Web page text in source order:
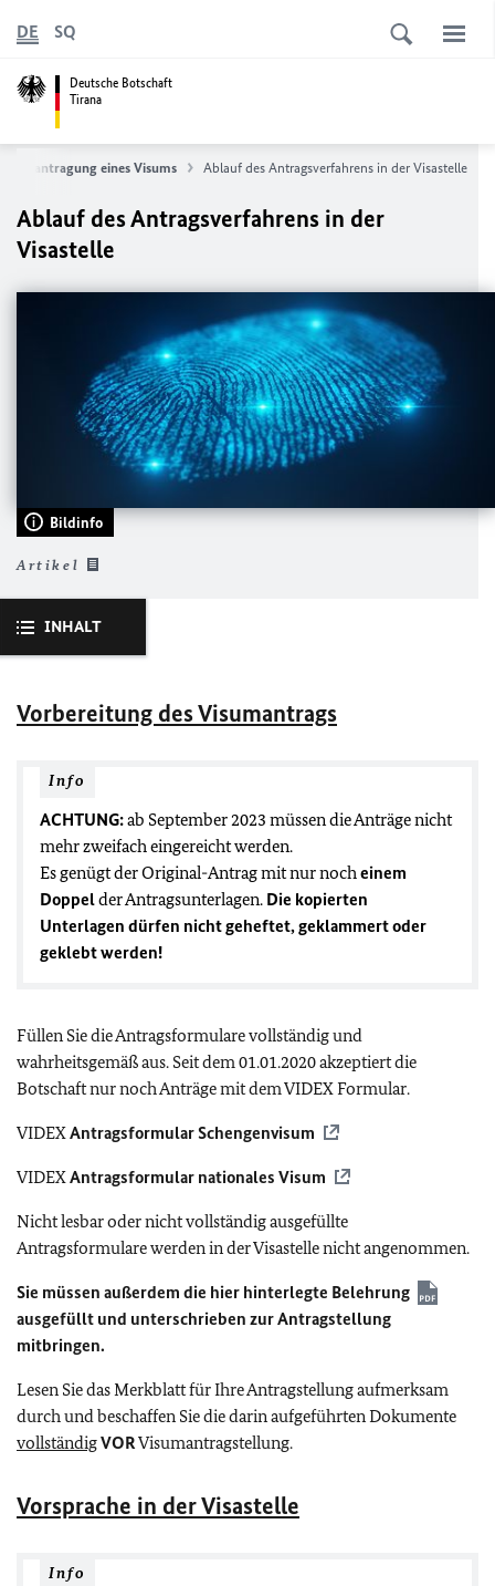
Deutsche Botschaft
Tirana
DE SQ
Beantragung eines Visums Ablauf des Antragsverfahrens in der Visastelle
Ablauf des Antragsverfahrens in der
Visastelle
Bildinfo
Artikel
INHALT
Vorbereitung des Visumantrags
Info
ACHTUNG:ab September 2023 müssen die Anträge nicht
mehr zweifach eingereicht werden.
Es genügt der Original-Antrag mit nur noch einem
Doppelder Antragsunterlagen. Die kopierten
Unterlagen dürfen nichtgeheftet, geklammert oder
geklebt werden!
Füllen Sie die Antragsformulare vollständig und
wahrheitsgemäß aus. Seit dem 01.01.2020 akzeptiert die
Botschaft nur noch Anträge mit dem VIDEX Formular.
VIDEXAntragsformular Schengenvisum
VIDEXAntragsformular nationales Visum
Nicht lesbar oder nicht vollständig ausgefüllte
Antragsformulare werden in der Visastelle nicht angenommen.
Sie müssen außerdem die hier hinterlegte Belehrung
ausgefüllt und unterschrieben zur Antragstellung
mitbringen.
Lesen Sie das Merkblatt für Ihre Antragstellung aufmerksam
durch und beschaffen Sie die darin aufgeführten Dokumente
vollständigVORVisumantragstellung.
Vorsprache in der Visastelle
Info